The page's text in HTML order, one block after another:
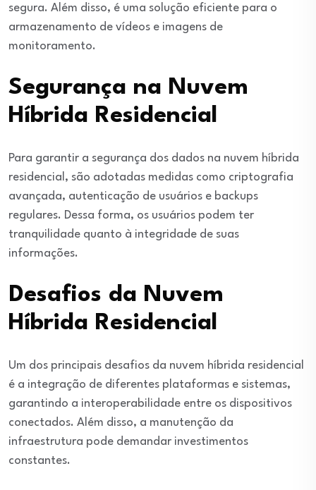
segura. Além disso, é uma solução eficiente para o
armazenamento de vídeos e imagens de
monitoramento.
Segurança na Nuvem
Híbrida Residencial
Para garantir a segurança dos dados na nuvem híbrida
residencial, são adotadas medidas como criptografia
avançada, autenticação de usuários e backups
regulares. Dessa forma, os usuários podem ter
tranquilidade quanto à integridade de suas
informações.
Desafios da Nuvem
Híbrida Residencial
Um dos principais desafios da nuvem híbrida residencial
é a integração de diferentes plataformas e sistemas,
garantindo a interoperabilidade entre os dispositivos
conectados. Além disso, a manutenção da
infraestrutura pode demandar investimentos
constantes.